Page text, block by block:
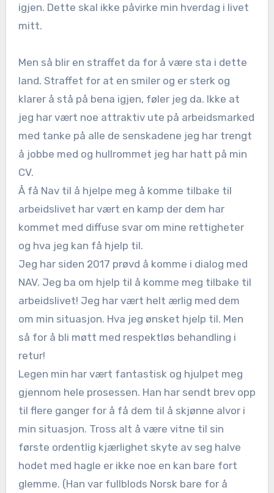
igjen. Dette skal ikke påvirke min hverdag i livet
mitt.
Men så blir en straffet da for å være sta i dette
land. Straffet for at en smiler og er sterk og
klarer å stå på bena igjen, føler jeg da. Ikke at
jeg har vært noe attraktiv ute på arbeidsmarked
med tanke på alle de senskadene jeg har trengt
å jobbe med og hullrommet jeg har hatt på min
CV.
Å få Nav til å hjelpe meg å komme tilbake til
arbeidslivet har vært en kamp der dem har
kommet med diffuse svar om mine rettigheter
og hva jeg kan få hjelp til.
Jeg har siden 2017 prøvd å komme i dialog med
NAV. Jeg ba om hjelp til å komme meg tilbake til
arbeidslivet! Jeg har vært helt ærlig med dem
om min situasjon. Hva jeg ønsket hjelp til. Men
så for å bli møtt med respektløs behandling i
retur!
Legen min har vært fantastisk og hjulpet meg
gjennom hele prosessen. Han har sendt brev opp
til flere ganger for å få dem til å skjønne alvor i
min situasjon. Tross alt å være vitne til sin
første ordentlig kjærlighet skyte av seg halve
hodet med hagle er ikke noe en kan bare fort
glemme. (Han var fullblods Norsk bare for å